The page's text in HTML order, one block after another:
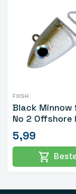
FIIISH
Black Minnow
No 2 Offshore
10gr Khaki 2st.
5,99
shopping_cart